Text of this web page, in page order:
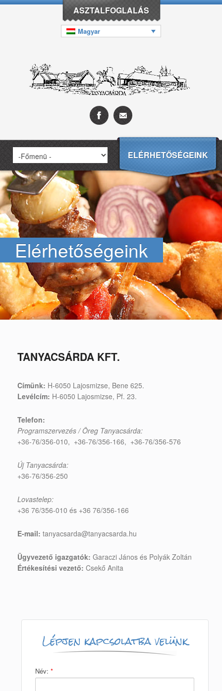
ASZTALFOGLALÁS
Magyar
ELÉRHETŐSÉGEINK
Elérhetőségeink
TANYACSÁRDA KFT.
Címünk: H-6050 Lajosmizse, Bene 625.
Levélcím: H-6050 Lajosmizse, Pf. 23.
Telefon:
Programszervezés / Öreg Tanyacsárda:
+36-76/356-010, +36-76/356-166, +36-76/356-576
Új Tanyacsárda:
+36-76/356-250
Lovastelep:
+36 76/356-010 és +36 76/356-166
E-mail: tanyacsarda@tanyacsarda.hu
Ügyvezető igazgatók: Garaczi János és Polyák Zoltán
Értékesítési vezető: Csekő Anita
Lépjen kapcsolatba velünk
Név:*